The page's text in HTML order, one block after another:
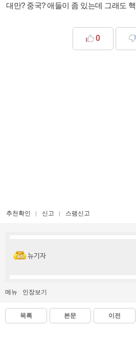
대만? 중국? 애들이 좀 있는데 그래도
0
추천확인 신고 스팸신고
뉴기자
메뉴 인장보기
목록 본문 이전